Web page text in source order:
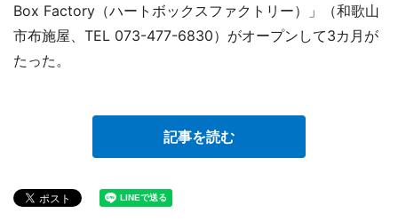
Box Factory（ハートボックスファクトリー）」（和歌山
市布施屋、TEL 073-477-6830）がオープンして3カ月が
たった。
記事を読む